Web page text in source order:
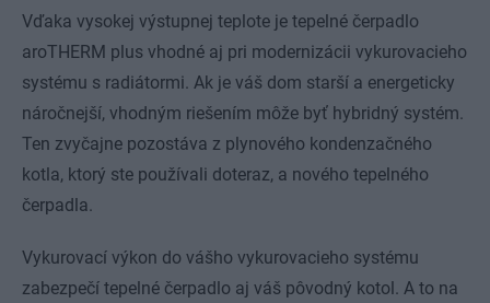
Vďaka vysokej výstupnej teplote je tepelné čerpadlo
aroTHERM plus vhodné aj pri modernizácii vykurovacieho
systému s radiátormi. Ak je váš dom starší a energeticky
náročnejší, vhodným riešením môže byť hybridný systém.
Ten zvyčajne pozostáva z plynového kondenzačného
kotla, ktorý ste používali doteraz, a nového tepelného
čerpadla.
Vykurovací výkon do vášho vykurovacieho systému
zabezpečí tepelné čerpadlo aj váš pôvodný kotol. A to na